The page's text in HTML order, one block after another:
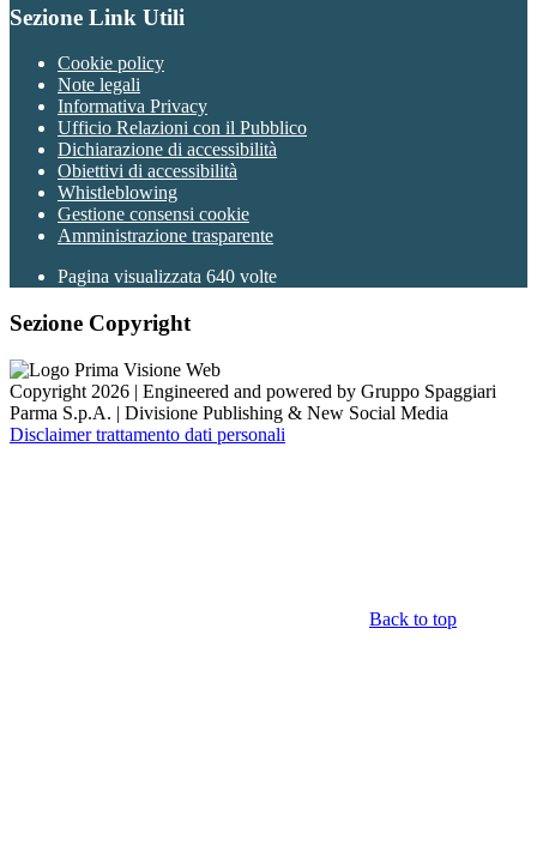
Sezione Link Utili
Cookie policy
Note legali
Informativa Privacy
Ufficio Relazioni con il Pubblico
Dichiarazione di accessibilità
Obiettivi di accessibilità
Whistleblowing
Gestione consensi cookie
Amministrazione trasparente
Pagina visualizzata 640 volte
Sezione Copyright
Copyright 2026 | Engineered and powered by Gruppo Spaggiari
Parma S.p.A. | Divisione Publishing & New Social Media
Disclaimer trattamento dati personali
Back to top